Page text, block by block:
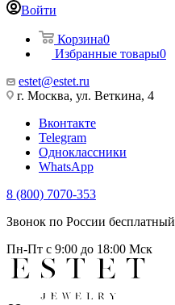
Войти
Корзина0
Избранные товары0
estet@estet.ru
г. Москва, ул. Веткина, 4
Вконтакте
Telegram
Одноклассники
WhatsApp
8 (800) 7070-353
Звонок по России бесплатный
Пн-Пт с 9:00 до 18:00 Мск